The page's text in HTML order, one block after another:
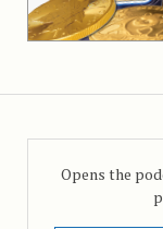
Opens the